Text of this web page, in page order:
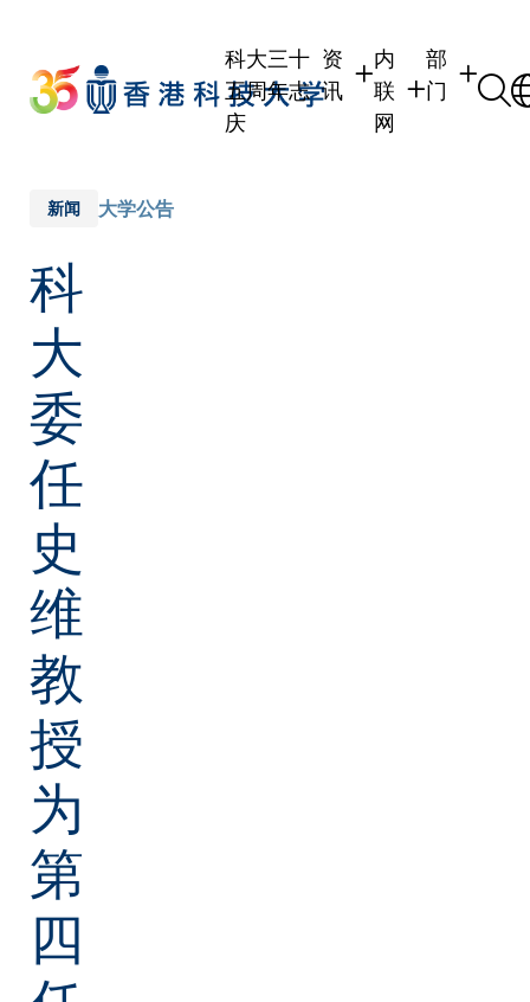
main
content
科大三十
五周年志
庆
资
讯
内
联
网
部
门
新闻 大学公告
科
大
委
任
史
维
教
授
为
第
四